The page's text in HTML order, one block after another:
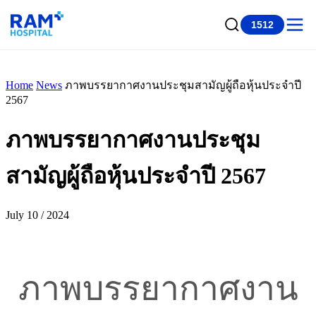
1512
Home News ภาพบรรยากาศงานประชุมสามัญผู้ถือหุ้นประจำปี
2567
ภาพบรรยากาศงานประชุม
สามัญผู้ถือหุ้นประจำปี 2567
July 10 / 2024
ภาพบรรยากาศงาน